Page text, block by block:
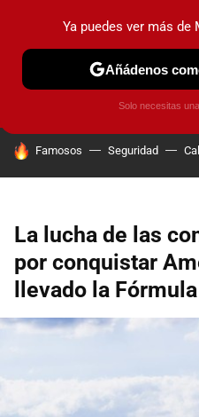
PRUEBAS COCHES
HOY SE HABLA DE
Famosos Seguridad
La lucha de las
por conquistar
llevado la
Ya puedes ver más
Añádenos
Solo necesitas